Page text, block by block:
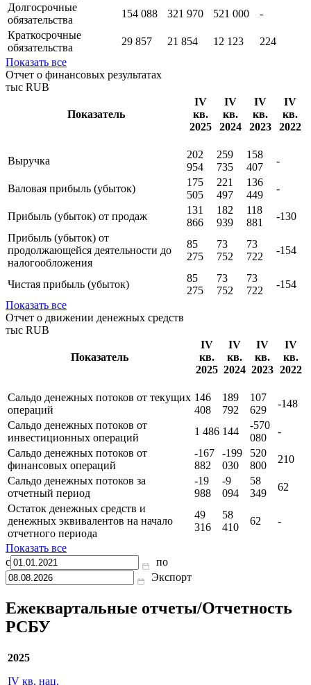
Долгосрочные
обязательства
154 088 321 970 521 000
-
Краткосрочные
обязательства
29 857 21 854 12 123
224
Показать все
Отчет о финансовых результатах
тыс RUB
Показатель
IV
кв.
2025
IV
кв.
2024
IV
кв.
2023
IV
кв.
2022
Выручка
202
954
259
735
158
407
-
Валовая прибыль (убыток)
175
505
221
497
136
449
-
Прибыль (убыток) от продаж
131
866
182
939
118
881
-130
Прибыль (убыток) от
продолжающейся деятельности до
налогообложения
85
275
73
752
73
722
-154
Чистая прибыль (убыток)
85
275
73
752
73
722
-154
Показать все
Отчет о движении денежных средств
тыс RUB
Показатель
IV
кв.
2025
IV
кв.
2024
IV
кв.
2023
IV
кв.
2022
Сальдо денежных потоков от текущих
операций
146
408
189
792
107
629
-148
Сальдо денежных потоков от
инвестиционных операций
1 486 144
-570
080
-
Сальдо денежных потоков от
финансовых операций
-167
882
-199
030
520
800
210
Сальдо денежных потоков за
отчетный период
-19
988
-9
094
58
349
62
Остаток денежных средств и
денежных эквивалентов на начало
отчетного периода
49
316
58
410
62 -
Показать все
с
по
Экспорт
Ежеквартальные отчеты/Отчетность
РСБУ
2025
IV кв. нац.